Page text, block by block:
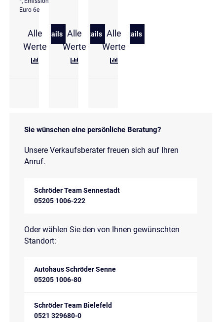
Euro 6e
Alle
Werte
Details
zu Audi A5 Avant TDI quattro edition S line Matrix
Alle
Werte
Details
zu Audi A5 Sportback 40 TDI S line
Alle
Werte
Details
zu Audi A5 Avant TDI
Sie wünschen eine persönliche Beratung?
Unsere Verkaufsberater freuen sich auf Ihren
Anruf.
Schröder Team Sennestadt
05205 1006-222
Oder wählen Sie den von Ihnen gewünschten
Standort:
Autohaus Schröder Senne
05205 1006-80
Schröder Team Bielefeld
0521 329680-0